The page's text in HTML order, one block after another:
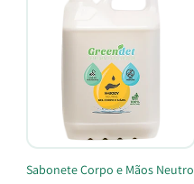
Sabonete Corpo e Mãos Neutro